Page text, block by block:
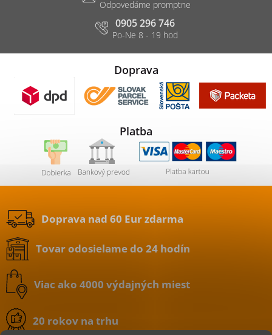
0905 296 746
Doprava
Platba
Doprava nad 60 Eur zdarma
Tovar odosielame do 24 hodín
Viac ako 4000 výdajných miest
20 rokov na trhu